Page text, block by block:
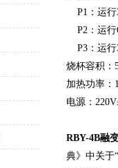
P1：运行
P2：运行
P3：运行
烧杯容积：
加热功率：
电源：
RBY-4B融
典》中关于